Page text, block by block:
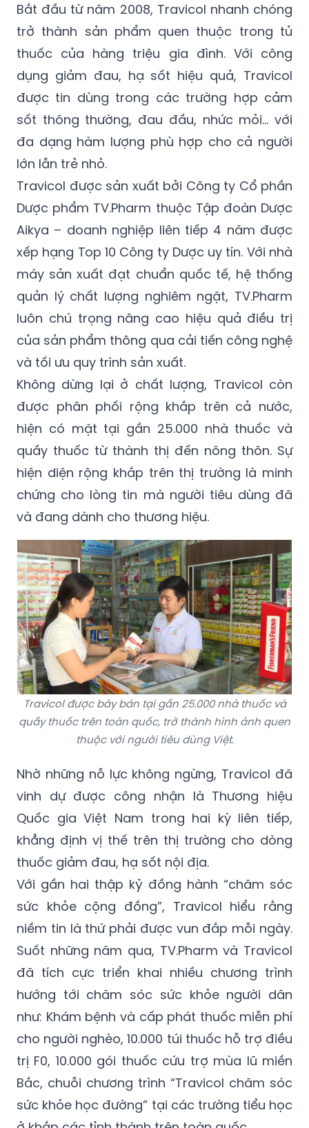
Bắt đầu từ năm 2008, Travicol nhanh chóng
trở thành sản phẩm quen thuộc trong tủ
thuốc của hàng triệu gia đình. Với công
dụng giảm đau, hạ sốt hiệu quả, Travicol
được tin dùng trong các trường hợp cảm
sốt thông thường, đau đầu, nhức mỏi… với
đa dạng hàm lượng phù hợp cho cả người
lớn lẫn trẻ nhỏ.
Travicol được sản xuất bởi Công ty Cổ phần
Dược phẩm TV.Pharm thuộc Tập đoàn Dược
Aikya – doanh nghiệp liên tiếp 4 năm được
xếp hạng Top 10 Công ty Dược uy tín. Với nhà
máy sản xuất đạt chuẩn quốc tế, hệ thống
quản lý chất lượng nghiêm ngặt, TV.Pharm
luôn chú trọng nâng cao hiệu quả điều trị
của sản phẩm thông qua cải tiến công nghệ
và tối ưu quy trình sản xuất.
Không dừng lại ở chất lượng, Travicol còn
được phân phối rộng khắp trên cả nước,
hiện có mặt tại gần 25.000 nhà thuốc và
quầy thuốc từ thành thị đến nông thôn. Sự
hiện diện rộng khắp trên thị trường là minh
chứng cho lòng tin mà người tiêu dùng đã
và đang dành cho thương hiệu.
Travicol được bày bán tại gần 25.000 nhà thuốc và
quầy thuốc trên toàn quốc, trở thành hình ảnh quen
thuộc với người tiêu dùng Việt.
Nhờ những nỗ lực không ngừng, Travicol đã
vinh dự được công nhận là Thương hiệu
Quốc gia Việt Nam trong hai kỳ liên tiếp,
khẳng định vị thế trên thị trường cho dòng
thuốc giảm đau, hạ sốt nội địa.
Với gần hai thập kỷ đồng hành “chăm sóc
sức khỏe cộng đồng”, Travicol hiểu rằng
niềm tin là thứ phải được vun đắp mỗi ngày.
Suốt những năm qua, TV.Pharm và Travicol
đã tích cực triển khai nhiều chương trình
hướng tới chăm sóc sức khỏe người dân
như: Khám bệnh và cấp phát thuốc miễn phí
cho người nghèo, 10.000 túi thuốc hỗ trợ điều
trị F0, 10.000 gói thuốc cứu trợ mùa lũ miền
Bắc, chuỗi chương trình “Travicol chăm sóc
sức khỏe học đường” tại các trường tiểu học